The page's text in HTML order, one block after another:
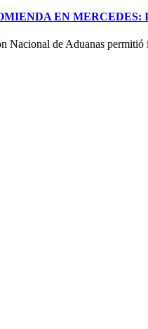
EN
Nacional de Aduanas permitió